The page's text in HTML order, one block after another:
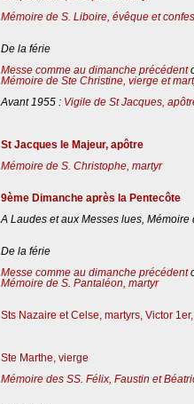
Mémoire de S. Liboire, évêque et
De la férie
Messe comme au dimanche précédent
Mémoire de Ste Christine, vierge et
Avant 1955 : Vigile de St Jacques,
St Jacques le Majeur, apôtre
Mémoire de S. Christophe, martyr
9ème Dimanche après la Pentecôte
A Laudes et aux Messes lues, Mémoire
De la férie
Messe comme au dimanche précédent
Mémoire de S. Pantaléon, martyr
Sts Nazaire et Celse, martyrs, Victor
Ste Marthe, vierge
Mémoire des SS. Félix, Faustin et